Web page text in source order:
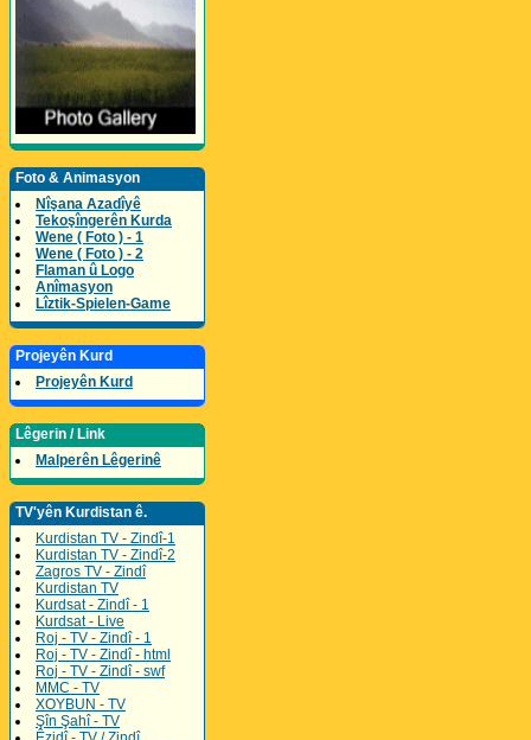
Foto & Animasyon
Nîşana Azadîyê
Tekoşîngerên Kurda
Wene ( Foto ) - 1
Wene ( Foto ) - 2
Flaman û Logo
Anîmasyon
Lîztik-Spielen-Game
Projeyên Kurd
Projeyên Kurd
Lêgerin / Link
Malperên Lêgerinê
TV'yên Kurdistan ê.
Kurdistan TV - Zindî-1
Kurdistan TV - Zindî-2
Zagros TV - Zindî
Kurdistan TV
Kurdsat - Zindî - 1
Kurdsat - Live
Roj - TV - Zindî - 1
Roj - TV - Zindî - html
Roj - TV - Zindî - swf
MMC - TV
XOYBUN - TV
Şîn Şahî - TV